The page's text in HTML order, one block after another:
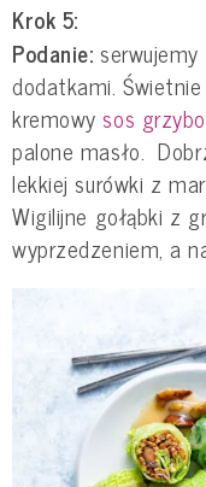
Krok 5:
Podanie:
dodatkami.
kremowysos
palone masło.
lekkiej surówki z
Wigilijne gołąbki z
wyprzedzeniem, a